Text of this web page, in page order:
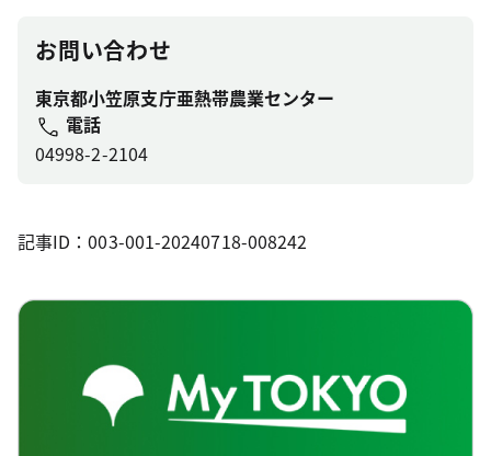
お問い合わせ
東京都小笠原支庁亜熱帯農業センター
電話
04998-2-2104
記事ID：003-001-20240718-008242